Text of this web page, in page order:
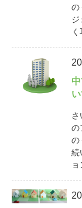
の
ジ
さ
の
の
続